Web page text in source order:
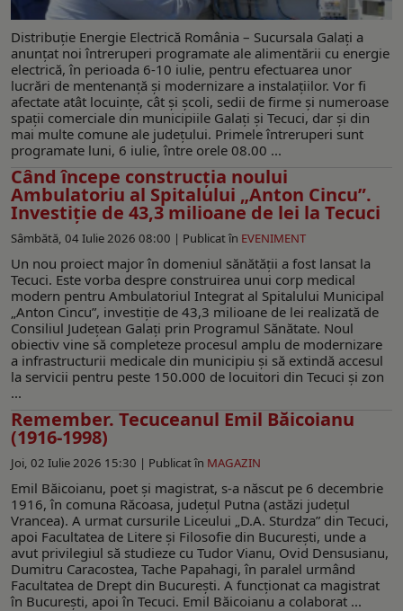
Distribuție Energie Electrică România – Sucursala Galați a
anunțat noi întreruperi programate ale alimentării cu energie
electrică, în perioada 6-10 iulie, pentru efectuarea unor
lucrări de mentenanță și modernizare a instalațiilor. Vor fi
afectate atât locuințe, cât și școli, sedii de firme și numeroase
spații comerciale din municipiile Galați și Tecuci, dar și din
mai multe comune ale județului. Primele întreruperi sunt
programate luni, 6 iulie, între orele 08.00 ...
Când începe construcția noului
Ambulatoriu al Spitalului „Anton Cincu”.
Investiție de 43,3 milioane de lei la Tecuci
Sâmbătă, 04 Iulie 2026 08:00 | Publicat în EVENIMENT
Un nou proiect major în domeniul sănătății a fost lansat la
Tecuci. Este vorba despre construirea unui corp medical
modern pentru Ambulatoriul Integrat al Spitalului Municipal
„Anton Cincu”, investiție de 43,3 milioane de lei realizată de
Consiliul Județean Galați prin Programul Sănătate. Noul
obiectiv vine să completeze procesul amplu de modernizare
a infrastructurii medicale din municipiu și să extindă accesul
la servicii pentru peste 150.000 de locuitori din Tecuci și zon
...
Remember. Tecuceanul Emil Băicoianu
(1916-1998)
Joi, 02 Iulie 2026 15:30 | Publicat în MAGAZIN
Emil Băicoianu, poet și magistrat, s-a născut pe 6 decembrie
1916, în comuna Răcoasa, județul Putna (astăzi județul
Vrancea). A urmat cursurile Liceului „D.A. Sturdza” din Tecuci,
apoi Facultatea de Litere şi Filosofie din Bucureşti, unde a
avut privilegiul să studieze cu Tudor Vianu, Ovid Densusianu,
Dumitru Caracostea, Tache Papahagi, în paralel urmând
Facultatea de Drept din Bucureşti. A funcţionat ca magistrat
în Bucureşti, apoi în Tecuci. Emil Băicoianu a colaborat ...